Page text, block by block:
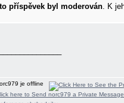
příspěvek byl moderován. K